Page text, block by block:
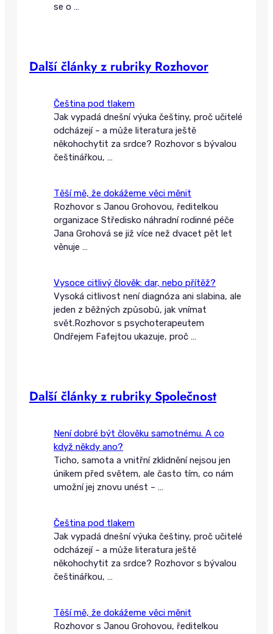
se o …
Další články z rubriky Rozhovor
Čeština pod tlakem
Jak vypadá dnešní výuka češtiny, proč učitelé
odcházejí – a může literatura ještě
někohochytit za srdce? Rozhovor s bývalou
češtinářkou, …
Těší mě, že dokážeme věci měnit
Rozhovor s Janou Grohovou, ředitelkou
organizace Středisko náhradní rodinné péče
Jana Grohová se již více než dvacet pět let
věnuje …
Vysoce citlivý člověk: dar, nebo přítěž?
Vysoká citlivost není diagnóza ani slabina, ale
jeden z běžných způsobů, jak vnímat
svět.Rozhovor s psychoterapeutem
Ondřejem Fafejtou ukazuje, proč …
Další články z rubriky Společnost
Není dobré být člověku samotnému. A co
když někdy ano?
Ticho, samota a vnitřní zklidnění nejsou jen
únikem před světem, ale často tím, co nám
umožní jej znovu unést – …
Čeština pod tlakem
Jak vypadá dnešní výuka češtiny, proč učitelé
odcházejí – a může literatura ještě
někohochytit za srdce? Rozhovor s bývalou
češtinářkou, …
Těší mě, že dokážeme věci měnit
Rozhovor s Janou Grohovou, ředitelkou